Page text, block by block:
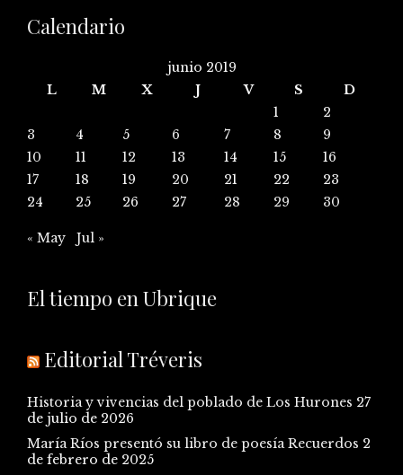
Calendario
junio 2019
L
M X J V S
D
1
2
3
4 5 6 7 8
9
10
11 12 13 14 15
16
17
18 19 20 21 22
23
24
25 26 27 28 29 30
« May Jul »
El tiempo en Ubrique
Editorial Tréveris
Historia y vivencias del poblado de Los Hurones 27
de julio de 2026
María Ríos presentó su libro de poesía Recuerdos 2
de febrero de 2025